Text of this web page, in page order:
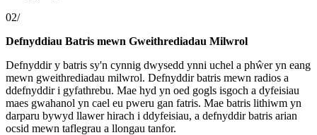
02/
Defnyddiau Batris mewn Gweithrediadau Milwrol
Defnyddir y batris sy'n cynnig dwysedd ynni uchel a phŵer yn eang
mewn gweithrediadau milwrol. Defnyddir batris mewn radios a
ddefnyddir i gyfathrebu. Mae hyd yn oed gogls isgoch a dyfeisiau
maes gwahanol yn cael eu pweru gan fatris. Mae batris lithiwm yn
darparu bywyd llawer hirach i ddyfeisiau, a defnyddir batris arian
ocsid mewn taflegrau a llongau tanfor.